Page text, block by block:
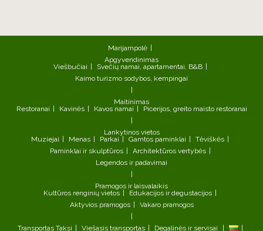
Marijampolė
Apgyvendinimas
Viešbučiai
Svečių namai, apartamentai, B&B
Kaimo turizmo sodybos, kempingai
Maitinimas
Restoranai
Kavinės Kavos namai Picerijos, greito maisto restoranai
Lankytinos vietos
Muziejai
Menas Parkai Gamtos paminklai
Tėviškės
Paminklai ir skulptūros
Architektūros vertybės
Legendos ir padavimai
Pramogos ir laisvalaikis
Kultūros renginių vietos
Edukacijos ir degustacijos
Aktyvios pramogos
Vakaro pramogos
Transportas Taksi Viešasis transportas Degalinės ir servisai